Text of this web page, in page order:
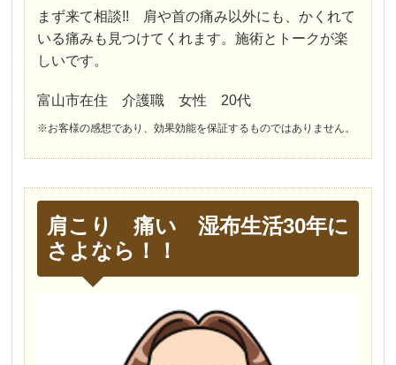
まず来て相談!! 肩や首の痛み以外にも、かくれて
いる痛みも見つけてくれます。施術とトークが楽
しいです。
富山市在住 介護職 女性 20代
※お客様の感想であり、効果効能を保証するものではありません。
肩こり 痛い 湿布生活30年に
さよなら！！